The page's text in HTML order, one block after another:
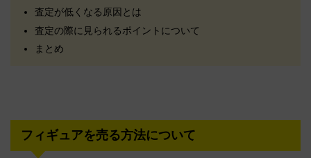
査定が低くなる原因とは
査定の際に見られるポイントについて
まとめ
フィギュアを売る方法について